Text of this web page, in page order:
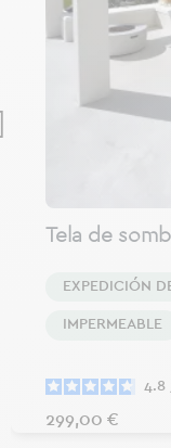
Tela de
EXPEDICIÓN
IMPERMEABLE
4.8
Precio
299,00 €